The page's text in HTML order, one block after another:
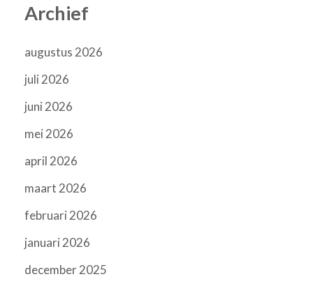
Archief
augustus 2026
juli 2026
juni 2026
mei 2026
april 2026
maart 2026
februari 2026
januari 2026
december 2025